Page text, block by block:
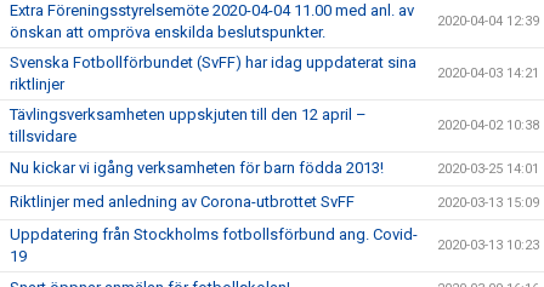
Extra Föreningsstyrelsemöte 2020-04-04 11.00 med anl. av
önskan att ompröva enskilda beslutspunkter.
2020-04-04 12:39
Svenska Fotbollförbundet (SvFF) har idag uppdaterat sina
riktlinjer
2020-04-03 14:21
Tävlingsverksamheten uppskjuten till den 12 april –
tillsvidare
2020-04-02 10:38
Nu kickar vi igång verksamheten för barn födda 2013! 2020-03-25 14:01
Riktlinjer med anledning av Corona-utbrottet SvFF 2020-03-13 15:09
Uppdatering från Stockholms fotbollsförbund ang. Covid-
19
2020-03-13 10:23